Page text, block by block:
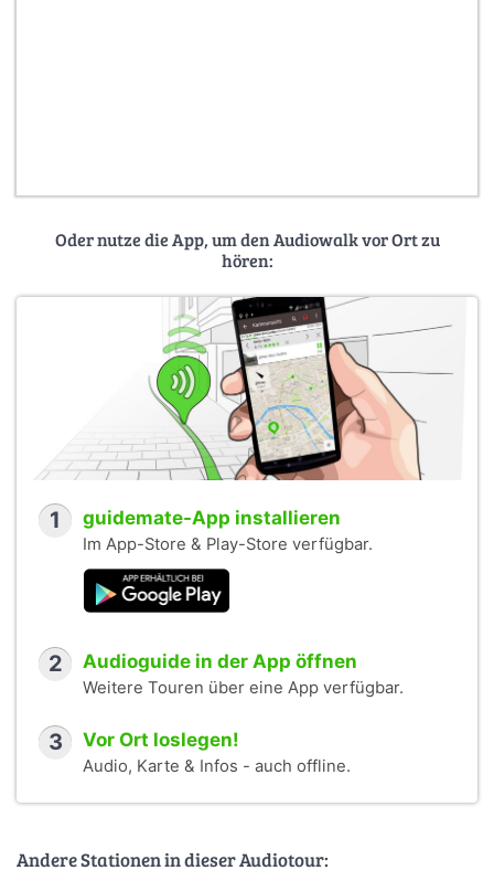
Oder nutze die App, um den Audiowalk vor Ort zu
hören:
1 guidemate-App installieren
Im App-Store & Play-Store verfügbar.
2 Audioguide in der App öffnen
Weitere Touren über eine App verfügbar.
3 Vor Ort loslegen!
Audio, Karte & Infos - auch offline.
Andere Stationen in dieser Audiotour: